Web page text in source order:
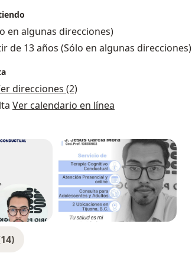
en algunas direcciones)
de 13 años (Sólo en algunas direcciones)
direcciones (2)
Ver calendario en línea